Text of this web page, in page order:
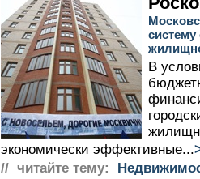
В
экономически эффективные...
// читайте тему: